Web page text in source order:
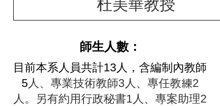
杜美華教授
師生人數：
目前本系人員共計13人，含編制內教師
5人、專業技術教師3人、專任教練2
人。另有約用行政秘書1人、專案助理2